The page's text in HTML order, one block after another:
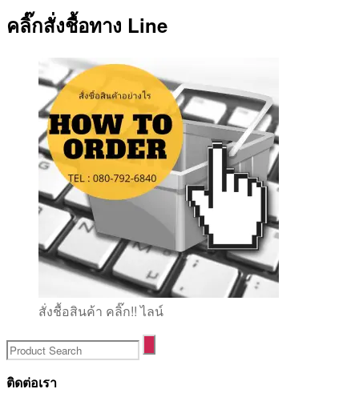
คลิ๊กสั่งชื้อทาง Line
สั่งชื้อสินค้า คลิ๊ก!! ไลน์
ติดต่อเรา